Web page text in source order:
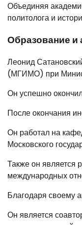
Объединяя
политолога и
Образование и
Леонид
(МГИМО) при
Он успешно
После окончания
Он работал на
Московского
Также он является
международных
Благодаря своему
Он является